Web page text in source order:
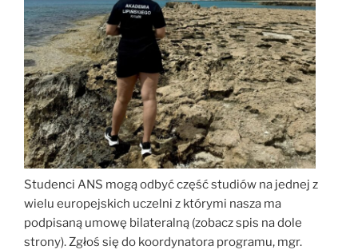
Studenci ANS mogą odbyć część studiów na jednej z
wielu europejskich uczelni z którymi nasza ma
podpisaną umowę bilateralną (zobacz spis na dole
strony). Zgłoś się do koordynatora programu, mgr.